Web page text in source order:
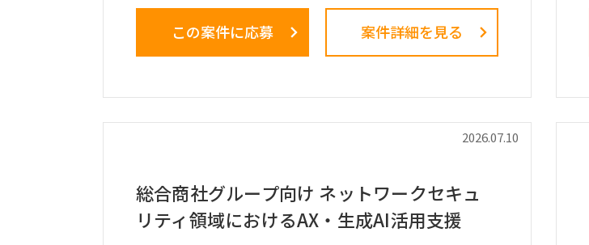
る最重要エンゲージメントとなっています。
戦略ファームが描いた絵に留まらず、組織再編、営業プロセ
「横断タスクフォース（TF）の実質的な推進リードおよび
IT（AI）の両面から中身の議論に入り込み、プロジェクトを
実質的にドライブさせるプレイングマネージャーとしての役
割を期待しています。
この案件に応募 案件詳細を見る
2026.07.10
総合商社グループ向け ネットワークセキュ
リティ領域におけるAX・生成AI活用支援